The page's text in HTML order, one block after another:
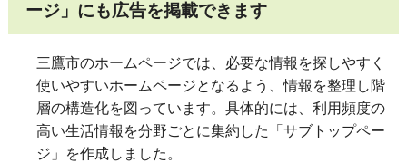
ージ」にも広告を掲載できます
三鷹市のホームページでは、必要な情報を探しやすく
使いやすいホームページとなるよう、情報を整理し階
層の構造化を図っています。具体的には、利用頻度の
高い生活情報を分野ごとに集約した「サブトップペー
ジ」を作成しました。